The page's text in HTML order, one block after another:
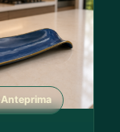
Anteprima